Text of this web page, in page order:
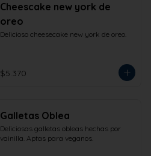
Cheescake new york de
oreo
Delicioso cheesecake new york de oreo.
$5.370
Galletas Oblea
Deliciosas galletas obleas hechas por
vainilla. Aptas para veganos.